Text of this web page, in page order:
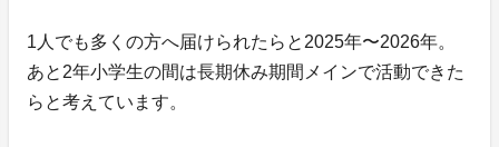
1人でも多くの方へ届けられたらと2025年〜2026年。
あと2年小学生の間は長期休み期間メインで活動できた
らと考えています。